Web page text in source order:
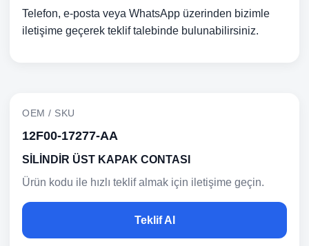
Telefon, e-posta veya WhatsApp üzerinden bizimle
iletişime geçerek teklif talebinde bulunabilirsiniz.
OEM / SKU
12F00-17277-AA
SİLİNDİR ÜST KAPAK CONTASI
Ürün kodu ile hızlı teklif almak için iletişime geçin.
Teklif Al